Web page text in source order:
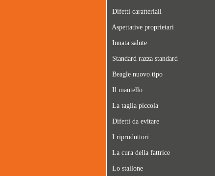
Difetti caratteriali
Aspettative proprietari
Innata salute
Standard razza standard
Beagle nuovo tipo
Il mantello
La taglia piccola
Difetti da evitare
I riproduttori
La cura della fattrice
Lo stallone